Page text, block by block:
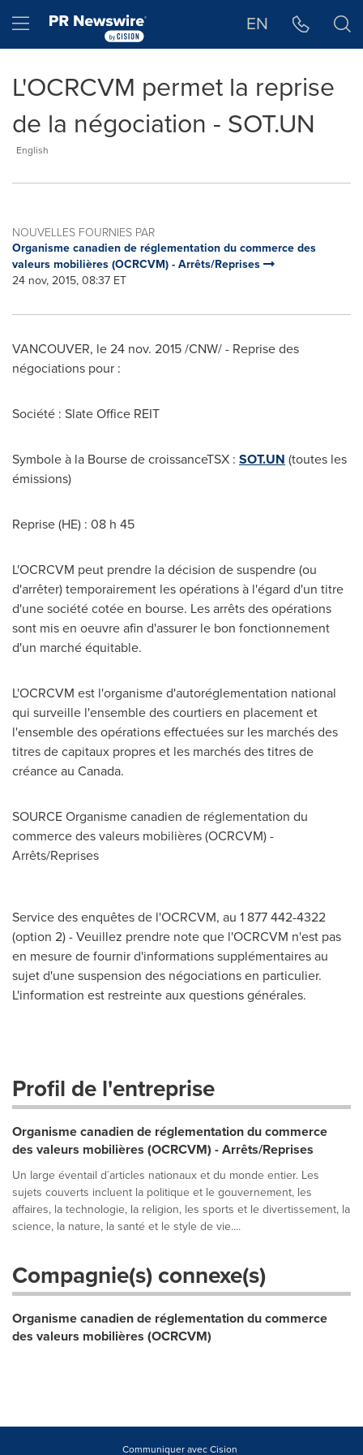
Hamburger menu EN
L'OCRCVM permet la reprise
de la négociation - SOT.UN
English
NOUVELLES FOURNIES PAR
Organisme canadien de réglementation du commerce des
valeurs mobilières (OCRCVM) - Arrêts/Reprises
24 nov, 2015, 08:37 ET
VANCOUVER, le24 nov. 2015/CNW/ - Reprise des
négociations pour :
Société : Slate Office REIT
Symbole à la Bourse de croissanceTSX : SOT.UN (toutes les
émissions)
Reprise (HE) : 08 h 45
L'OCRCVM peut prendre la décision de suspendre (ou
d'arrêter) temporairement les opérations à l'égard d'un titre
d'une société cotée en bourse. Les arrêts des opérations
sont mis en oeuvre afin d'assurer le bon fonctionnement
d'un marché équitable.
L'OCRCVM est l'organisme d'autoréglementation national
qui surveille l'ensemble des courtiers en placement et
l'ensemble des opérations effectuées sur les marchés des
titres de capitaux propres et les marchés des titres de
créance au Canada.
SOURCE Organisme canadien de réglementation du
commerce des valeurs mobilières (OCRCVM) -
Arrêts/Reprises
Service des enquêtes de l'OCRCVM, au 1 877 442-4322
(option 2) - Veuillez prendre note que l'OCRCVM n'est pas
en mesure de fournir d'informations supplémentaires au
sujet d'une suspension des négociations en particulier.
L'information est restreinte aux questions générales.
Profil de l'entreprise
Organisme canadien de réglementation du commerce
des valeurs mobilières (OCRCVM) - Arrêts/Reprises
Un large éventail d´articles nationaux et du monde entier. Les
sujets couverts incluent la politique et le gouvernement, les
affaires, la technologie, la religion, les sports et le divertissement, la
science, la nature, la santé et le style de vie....
Compagnie(s) connexe(s)
Organisme canadien de réglementation du commerce
des valeurs mobilières (OCRCVM)
Communiquer avec Cision